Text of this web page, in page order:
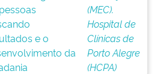
e o
da
(MEC).
Hospital de
Clínicas de
Porto Alegre
(HCPA)